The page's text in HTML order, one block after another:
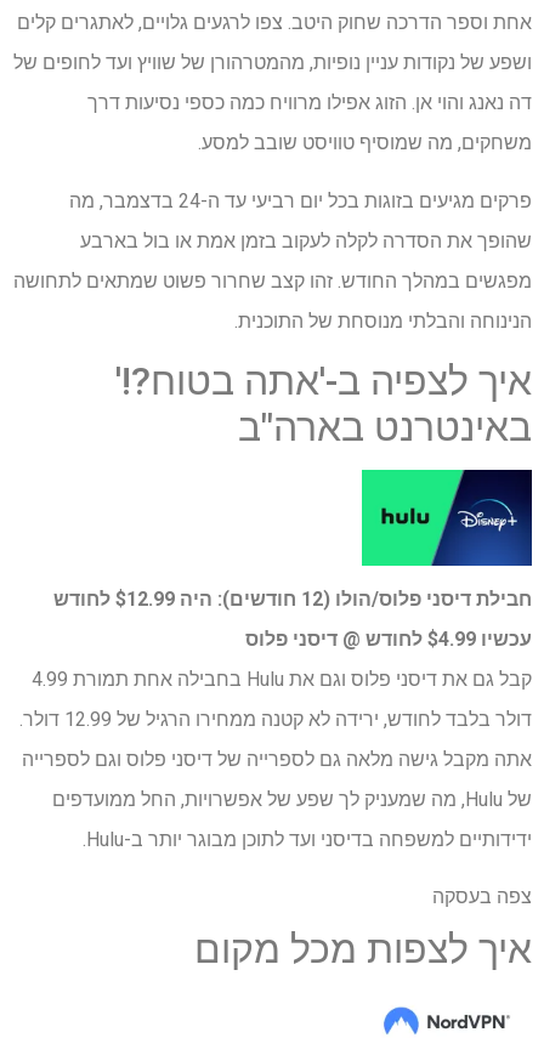
אחת וספר הדרכה שחוק היטב. צפו לרגעים גלויים, לאתגרים קלים
ושפע של נקודות עניין נופיות, מהמטרהורן של שוויץ ועד לחופים של
דה נאנג והוי אן. הזוג אפילו מרוויח כמה כספי נסיעות דרך
משחקים, מה שמוסיף טוויסט שובב למסע.
פרקים מגיעים בזוגות בכל יום רביעי עד ה-24 בדצמבר, מה
שהופך את הסדרה לקלה לעקוב בזמן אמת או בול בארבע
מפגשים במהלך החודש. זהו קצב שחרור פשוט שמתאים לתחושה
הנינוחה והבלתי מנוסחת של התוכנית.
איך לצפיה ב-'אתה בטוח?!'
באינטרנט בארה"ב
חבילת דיסני פלוס/הולו (12 חודשים):
היה $12.99 לחודש
עכשיו $4.99 לחודש @ דיסני פלוס
קבל גם את דיסני פלוס וגם את Hulu בחבילה אחת תמורת 4.99
דולר בלבד לחודש, ירידה לא קטנה ממחירו הרגיל של 12.99 דולר.
אתה מקבל גישה מלאה גם לספרייה של דיסני פלוס וגם לספרייה
של Hulu, מה שמעניק לך שפע של אפשרויות, החל ממועדפים
ידידותיים למשפחה בדיסני ועד לתוכן מבוגר יותר ב-Hulu.
צפה בעסקה
איך לצפות מכל מקום